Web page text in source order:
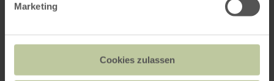
Marketing
Cookies zulassen